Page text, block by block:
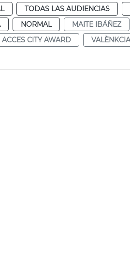
TODAS LAS AUDIENCIAS
NORMAL MAITE IBÁÑEZ
ACCES CITY AWARD